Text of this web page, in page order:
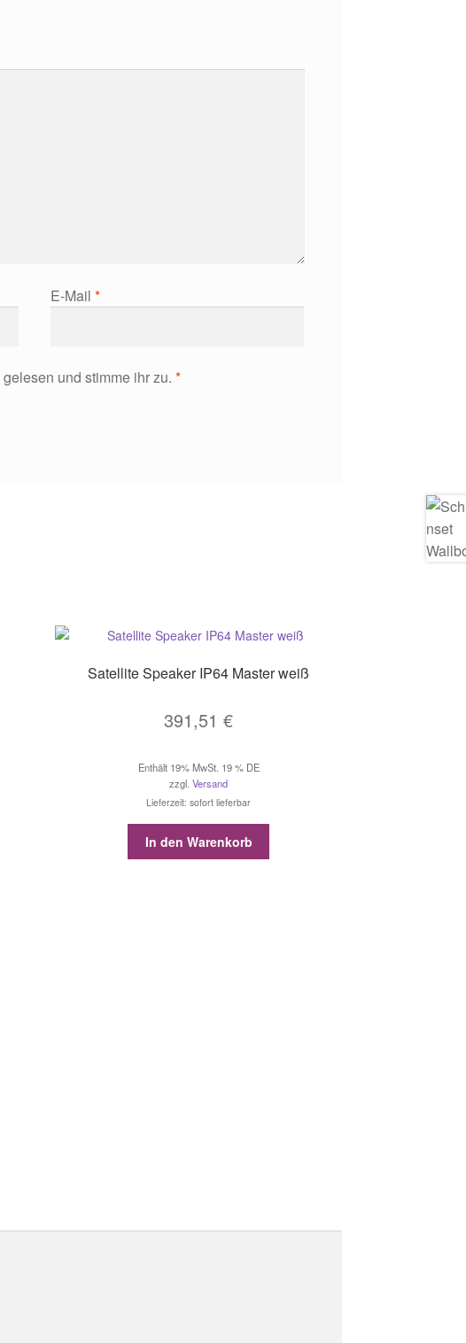
E-Mail *
gelesen und stimme ihr zu. *
Satellite Speaker IP64 Master weiß
391,51€
Enthält 19% MwSt. 19 % DE
zzgl.Versand
Lieferzeit: sofort lieferbar
In den Warenkorb